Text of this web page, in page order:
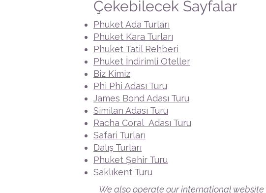
Çekebilecek Sayfalar
Phuket Ada Turları
Phuket Kara Turları
Phuket Tatil Rehberi
Phuket İndirimli Oteller
Biz Kimiz
Phi Phi Adası Turu
James Bond Adası Turu
Similan Adası Turu
Racha Coral Adası Turu
Safari Turları
Dalış Turları
Phuket Şehir Turu
Saklıkent Turu
We also operate our international website